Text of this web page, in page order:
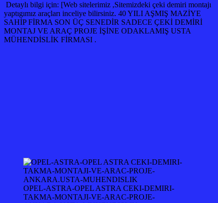
Detaylı bilgi için: [Web sitelerimiz ,Sitemizdeki çeki demiri montajı
yaptıgımız araçları inceliye bilirsiniz. 40 YILI AŞMIŞ MAZİYE
SAHİP FİRMA SON ÜÇ SENEDİR SADECE ÇEKİ DEMİRİ
MONTAJ VE ARAÇ PROJE İŞİNE ODAKLAMIŞ USTA
MÜHENDİSLİK FİRMASI .
OPEL-ASTRA-OPEL ASTRA CEKI-DEMIRI-
TAKMA-MONTAJI-VE-ARAC-PROJE-